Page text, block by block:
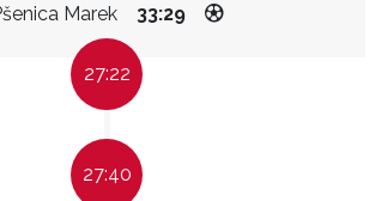
Marek 33:29
27:22
27:40